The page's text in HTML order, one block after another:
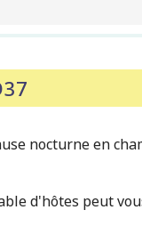
nocturne en
d'hôtes peut